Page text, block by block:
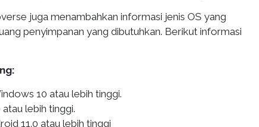
juga menambahkan informasi jenis OS yang
penyimpanan yang dibutuhkan. Berikut informasi
10 atau lebih tinggi.
atau lebih tinggi.
11.0 atau lebih tinggi